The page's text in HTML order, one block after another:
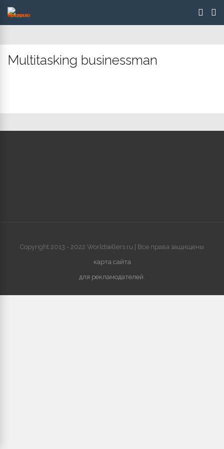
Multitasking businessman
Copyright 2013 - 2022 Worldsellers.ru | Все права защищены
карта сайта
для рекламодателей